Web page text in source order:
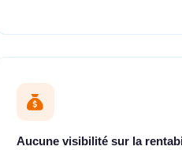
Aucune visibilité sur la